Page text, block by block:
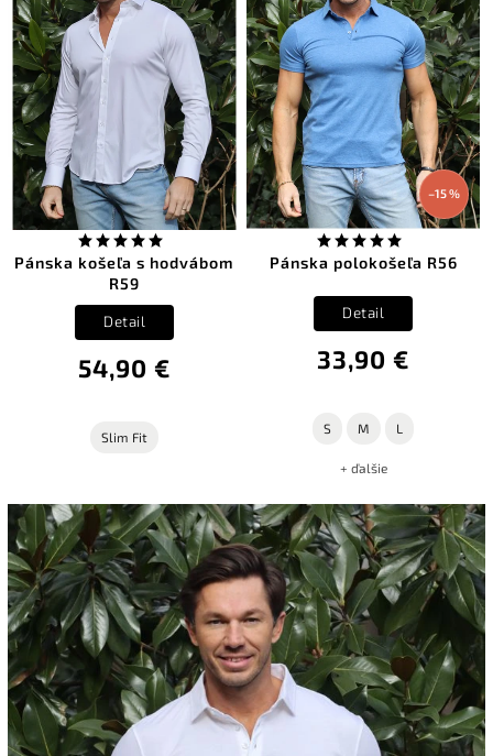
Pánska košeľa s hodvábom
R59
54,90 €
Detail
Slim Fit
–15 %
Pánska polokošeľa R56
33,90 €
Detail
S M L
+ ďalšie